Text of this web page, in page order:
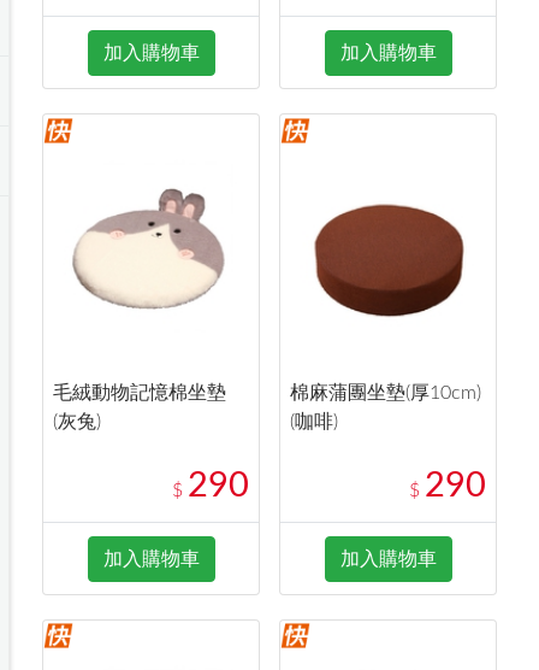
加入購物車 加入購物車
毛絨動物記憶棉坐墊
(灰兔)
$ 290
加入購物車
棉麻蒲團坐墊(厚10cm)
(咖啡)
$ 290
加入購物車